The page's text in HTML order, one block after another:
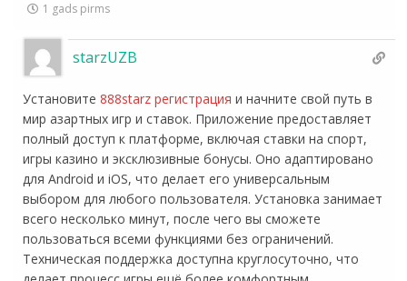
1 gads pirms
starzUZB
Установите888starz регистрация и начните свой путь в
мир азартных игр и ставок. Приложение предоставляет
полный доступ к платформе, включая ставки на спорт,
игры казино и эксклюзивные бонусы. Оно адаптировано
для Android и iOS, что делает его универсальным
выбором для любого пользователя. Установка занимает
всего несколько минут, после чего вы сможете
пользоваться всеми функциями без ограничений.
Техническая поддержка доступна круглосуточно, что